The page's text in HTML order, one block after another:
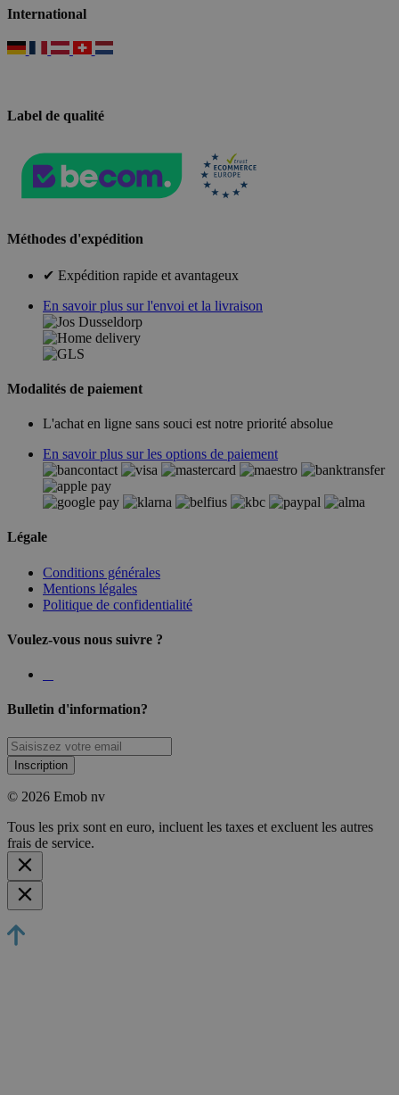
International
Label de qualité
Méthodes d'expédition
✔ Expédition rapide et avantageux
En savoir plus sur l'envoi et la livraison
Modalités de paiement
L'achat en ligne sans souci est notre priorité absolue
En savoir plus sur les options de paiement
Légale
Conditions générales
Mentions légales
Politique de confidentialité
Voulez-vous nous suivre ?
Bulletin d'information?
Inscription
© 2026 Emob nv
Tous les prix sont en euro, incluent les taxes et excluent les autres
frais de service.